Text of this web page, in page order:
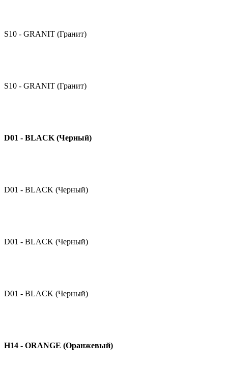
S10 - GRANIT (Гранит)
S10 - GRANIT (Гранит)
D01 - BLACK (Черный)
D01 - BLACK (Черный)
D01 - BLACK (Черный)
D01 - BLACK (Черный)
H14 - ORANGE (Оранжевый)